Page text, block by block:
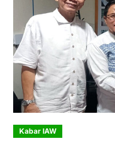
Kabar IAW